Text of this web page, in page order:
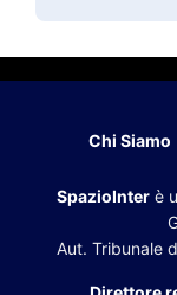
Chi Siamo
SpazioInter è
Aut. Tribunale